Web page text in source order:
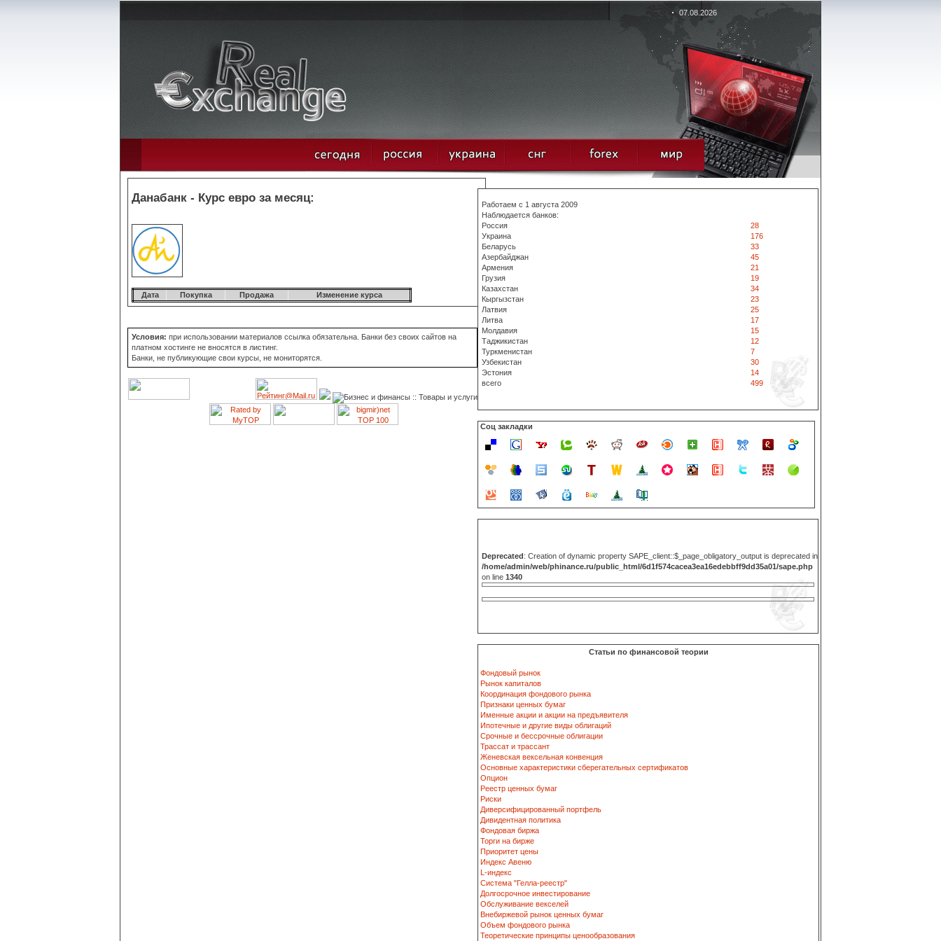
07.08.2026
Данабанк - Курс евро за месяц:
Дата Покупка Продажа Изменение курса
Условия: при использовании материалов ссылка обязательна. Банки без своих сайтов на
платном хостинге не вносятся в листинг.
Банки, не публикующие свои курсы, не мониторятся.
Работаем с 1 августа 2009
Наблюдается банков:
Россия
28
Украина
176
Беларусь
33
Азербайджан
45
Армения
21
Грузия
19
Казахстан
34
Кыргызстан
23
Латвия
25
Литва
17
Молдавия
15
Таджикистан
12
Туркменистан
7
Узбекистан
30
Эстония
14
всего
499
Соц закладки
Deprecated: Creation of dynamic property SAPE_client::$_page_obligatory_output is deprecated in
/home/admin/web/phinance.ru/public_html/6d1f574cacea3ea16edebbff9dd35a01/sape.php
on line 1340
Статьи по финансовой теории
Фондовый рынок
Рынок капиталов
Координация фондового рынка
Признаки ценных бумаг
Именные акции и акции на предъявителя
Ипотечные и другие виды облигаций
Срочные и бессрочные облигации
Трассат и трассант
Женевская вексельная конвенция
Основные характеристики сберегательных сертификатов
Опцион
Реестр ценных бумаг
Риски
Диверсифицированный портфель
Дивидентная политика
Фондовая биржа
Торги на бирже
Приоритет цены
Индекс Авеню
L-индекс
Система "Гелла-реестр"
Долгосрочное инвестирование
Обслуживание векселей
Внебиржевой рынок ценных бумаг
Объем фондового рынка
Теоретические принципы ценообразования